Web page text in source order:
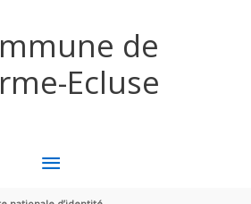
de
Ecluse
MENU